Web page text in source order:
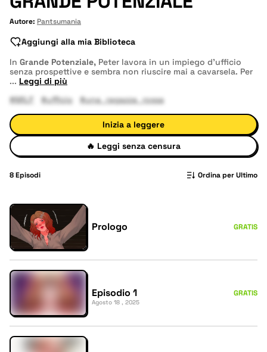
Autore: Pantsumania
Aggiungi alla mia Biblioteca
In Grande Potenziale, Peter lavora in un impiego d’ufficio
senza prospettive e sembra non riuscire mai a cavarsela. Per
... Leggi di più
#MILF
#ufficio #una_ragazza_rossa
Inizia a leggere
🔥 Leggi senza censura
8Episodi Ordina per Ultimo
Prologo GRATIS
Episodio 1
Agosto 18 , 2025
GRATIS